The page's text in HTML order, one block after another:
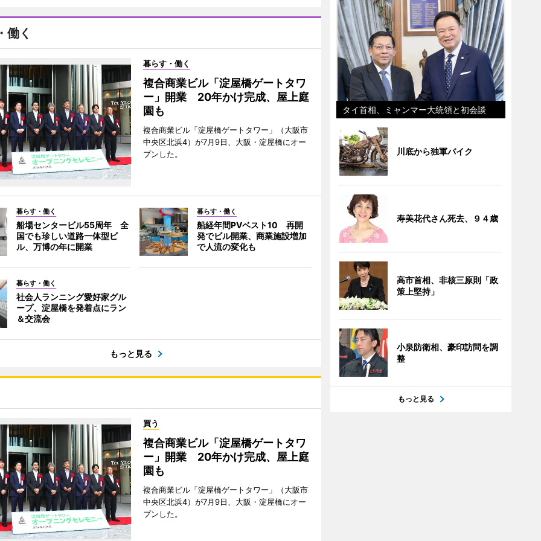
働く
暮らす・働く
複合商業ビル「淀屋橋ゲートタワ
ー」開業 20年かけ完成、屋上庭
園も
複合商業ビル「淀屋橋ゲートタワー」（大阪市
中央区北浜4）が7月9日、大阪・淀屋橋にオー
プンした。
暮らす・働く
船場センタービル55周年 全
国でも珍しい道路一体型ビ
ル、万博の年に開業
暮らす・働く
船経年間PVベスト10 再開
発でビル開業、商業施設増加
で人流の変化も
暮らす・働く
社会人ランニング愛好家グル
ープ、淀屋橋を発着点にラン
＆交流会
もっと見る
買う
複合商業ビル「淀屋橋ゲートタワ
ー」開業 20年かけ完成、屋上庭
園も
複合商業ビル「淀屋橋ゲートタワー」（大阪市
中央区北浜4）が7月9日、大阪・淀屋橋にオー
プンした。
タイ首相、ミャンマー大統領と初会談
川底から独軍バイク
寿美花代さん死去、９４歳
高市首相、非核三原則「政
策上堅持」
小泉防衛相、豪印訪問を調
整
もっと見る